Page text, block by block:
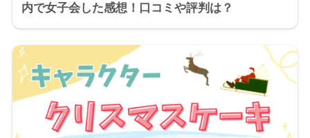
内で女子会した感想！口コミや評判は？